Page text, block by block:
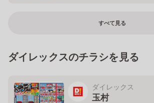
すべて見る
ダイレックスのチラシを見る
ダイレックス
玉村